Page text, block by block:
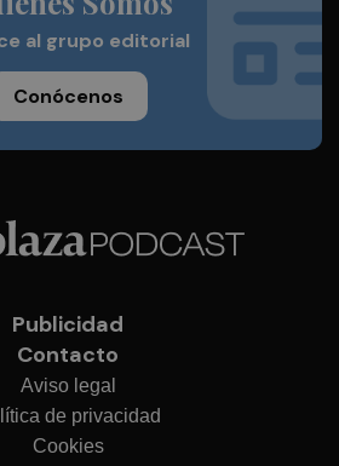
al grupo editorial
Conócenos
Publicidad
Contacto
Aviso legal
de privacidad
Cookies